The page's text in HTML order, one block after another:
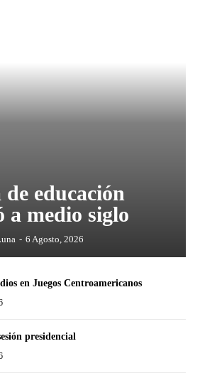
educación
a medio siglo
- 6 Agosto, 2026
en Juegos Centroamericanos
presidencial